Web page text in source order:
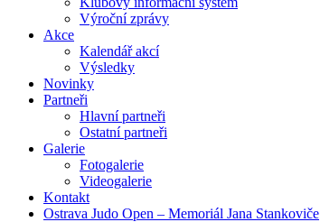
Výroční zprávy
Akce
Kalendář akcí
Výsledky
Novinky
Partneři
Hlavní partneři
Ostatní partneři
Galerie
Fotogalerie
Videogalerie
Kontakt
Ostrava Judo Open – Memoriál Jana Stankoviče